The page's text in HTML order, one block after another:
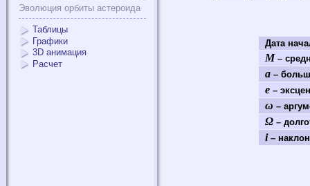
Эволюция орбиты астероида
Таблицы
Графики
3D анимация
Расчет
Дата
M –
a–
e–
ω –
Ω–
i– наклон